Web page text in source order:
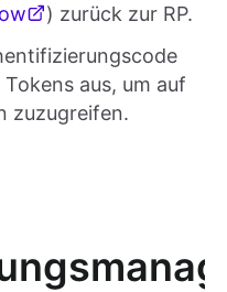
) zurück zur RP.
aus, um auf
zuzugreifen.